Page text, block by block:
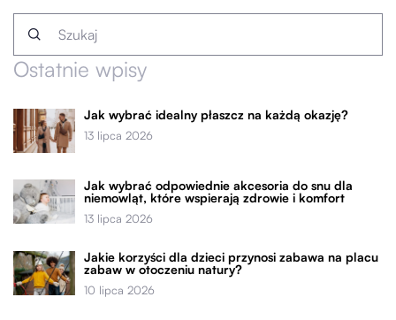
Ostatnie wpisy
Jak wybrać idealny płaszcz na każdą okazję?
13 lipca 2026
Jak wybrać odpowiednie akcesoria do snu dla
niemowląt, które wspierają zdrowie i komfort
13 lipca 2026
Jakie korzyści dla dzieci przynosi zabawa na placu
zabaw w otoczeniu natury?
10 lipca 2026